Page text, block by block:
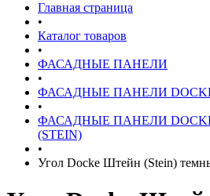
Главная страница
•
Каталог товаров
•
ФАСАДНЫЕ ПАНЕЛИ
•
ФАСАДНЫЕ ПАНЕЛИ
•
ФАСАДНЫЕ ПАНЕЛИ
(STEIN)
•
Угол Docke Штейн (Stein)